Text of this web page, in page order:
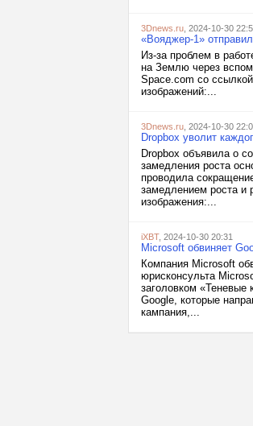
3Dnews.ru , 2024-10-30
«Вояджер-1»
Из-за проблем в
на Землю через
Space.com со
изображений:...
3Dnews.ru , 2024-10-30
Dropbox уволит
Dropbox объявила о
замедления роста
проводила
замедлением роста и
изображения:...
iXBT, 2024-10-30 20:31
Microsoft обвиняет
Компания Microsoft
юрисконсульта
заголовком
Google, которые
кампания,...